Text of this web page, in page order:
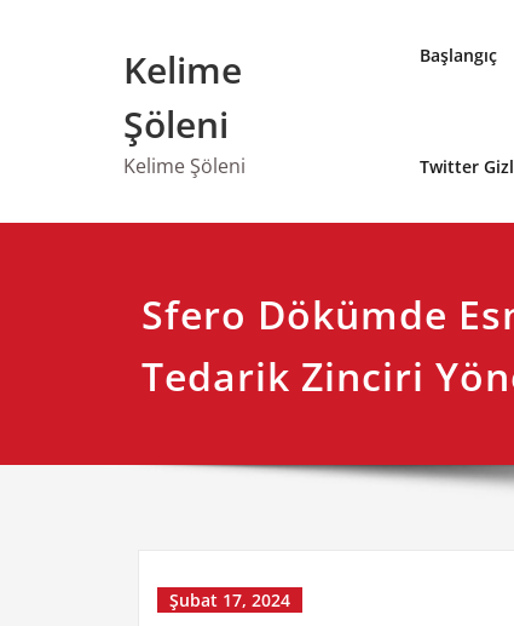
Kelime
Şöleni
Kelime Şöleni
Başlangıç
Twitter
Sfero Dökümde
Tedarik Zinciri
Şubat 17, 2024